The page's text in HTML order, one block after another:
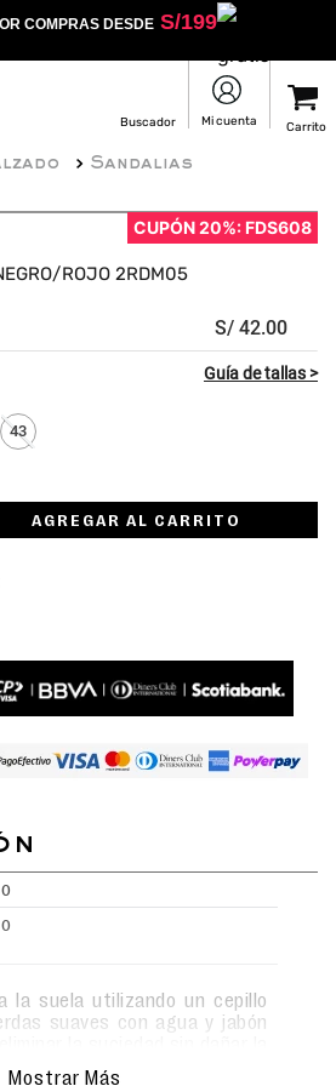
COMPRAS DESDES/199
Sandalias
CUPÓN 20%: FDS608
ROJO 2RDM05
S/ 42.00
43
AGREGAR AL CARRITO
la suela utilizando un cepillo
suaves con agua y jabón
Mostrar Más